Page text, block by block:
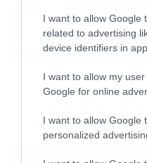
I want to allow Google
related to advertising
device identifiers in
I want to allow my
Google for online
I want to allow Google
personalized
Βάση του
Αντωνίου, που έχουν
Οι λόγοι της
Wilson από